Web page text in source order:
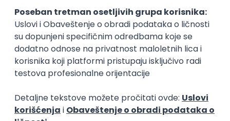
Najčitaniji slični tekstovi